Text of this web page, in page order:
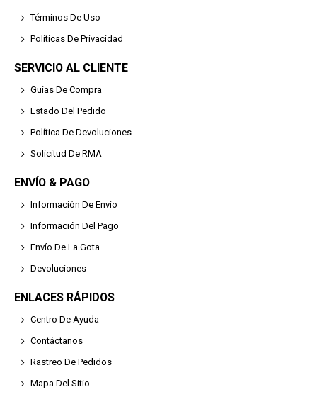
Términos De Uso
Políticas De Privacidad
SERVICIO AL CLIENTE
Guías De Compra
Estado Del Pedido
Política De Devoluciones
Solicitud De RMA
ENVÍO & PAGO
Información De Envío
Información Del Pago
Envío De La Gota
Devoluciones
ENLACES RÁPIDOS
Centro De Ayuda
Contáctanos
Rastreo De Pedidos
Mapa Del Sitio